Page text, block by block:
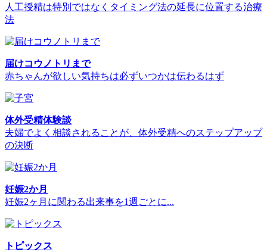
人工授精は特別ではなくタイミング法の延長に位置する治療
法
届けコウノトリまで
赤ちゃんが欲しい気持ちは必ずいつかは伝わるはず
体外受精体験談
夫婦でよく相談されることが、体外受精へのステップアップ
の決断
妊娠2か月
妊娠2ヶ月に関わる出来事を1週ごとに...
トピックス